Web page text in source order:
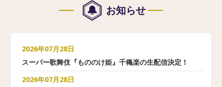
お知らせ
2026年07月28日
スーパー歌舞伎『もののけ姫』千穐楽の生配信決定！
2026年07月28日